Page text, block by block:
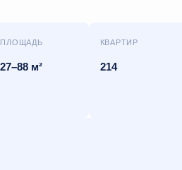
ПЛОЩАДЬ
27–88 м²
КВАРТИР
214